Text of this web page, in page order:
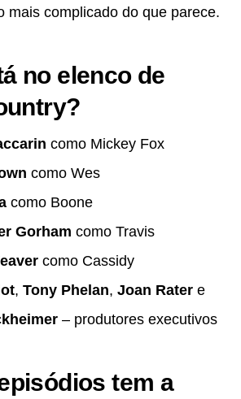
mais complicado do que parece.
no elenco de
como Mickey Fox
como Wes
como Boone
Gorham como Travis
como Cassidy
, Tony Phelan, Joan Rater e
– produtores executivos
tem a